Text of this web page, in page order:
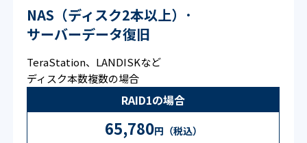
NAS（ディスク2本以上）･
サーバーデータ復旧
TeraStation、LANDISKなど
ディスク本数複数の場合
RAID1の場合
65,780円（税込）